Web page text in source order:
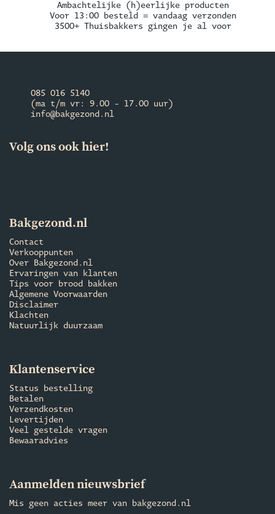
Ambachtelijke (h)eerlijke producten
Voor 13:00 besteld = vandaag verzonden
3500+ Thuisbakkers gingen je al voor
085 016 5140
(ma t/m vr: 9.00 - 17.00 uur)
info@bakgezond.nl
Volg ons ook hier!
Bakgezond.nl
Contact
Verkooppunten
Over Bakgezond.nl
Ervaringen van klanten
Tips voor brood bakken
Algemene Voorwaarden
Disclaimer
Klachten
Natuurlijk duurzaam
Klantenservice
Status bestelling
Betalen
Verzendkosten
Levertijden
Veel gestelde vragen
Bewaaradvies
Aanmelden nieuwsbrief
Mis geen acties meer van bakgezond.nl